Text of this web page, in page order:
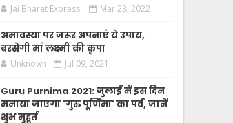
Jai Bharat Express Mar 28, 2022
अमावस्या पर जरूर अपनाएं ये उपाय,
बरसेगी मां लक्ष्मी की कृपा
Unknown Jul 09, 2021
Guru Purnima 2021: जुलाई में इस दिन
मनाया जाएगा 'गुरु पूर्णिमा' का पर्व, जानें
शुभ मुहूर्त